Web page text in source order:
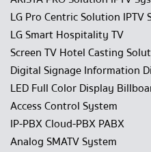
LG Pro Centric Solution IPTV
LG Smart Hospitality TV
Screen TV Hotel Casting
Digital Signage Information
LED Full Color Display
Access Control System
IP-PBX Cloud-PBX PABX
Analog SMATV System